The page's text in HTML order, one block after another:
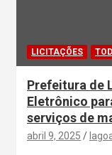
LICITAÇÕES
Prefeitura de
Eletrônico
serviços de
abril 9, 2025